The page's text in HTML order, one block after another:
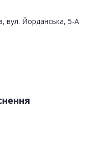
вул. Йорданська, 5-А